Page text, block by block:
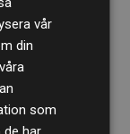
våra
vår
din
som